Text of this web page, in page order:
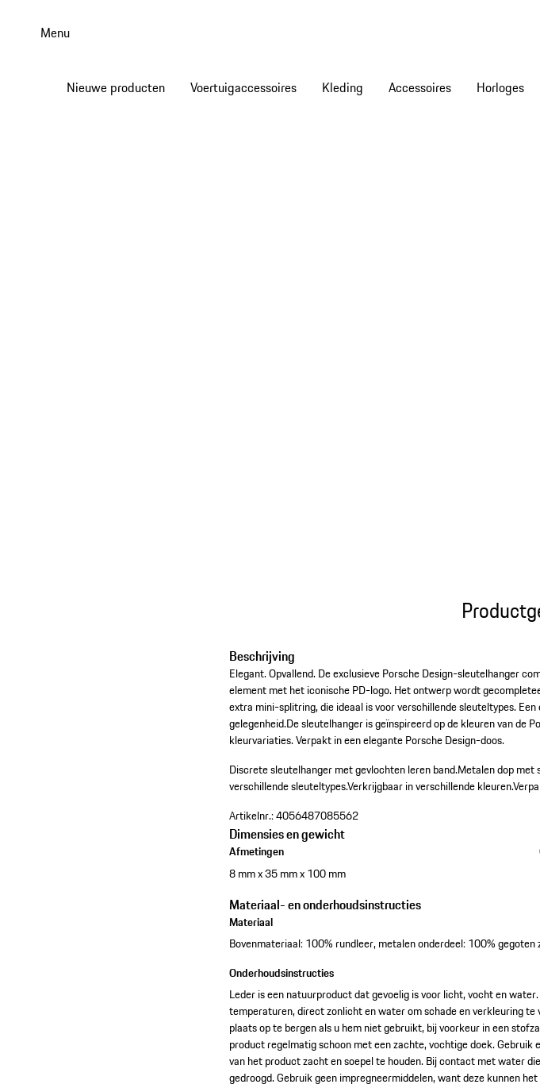
Menu
Nieuwe producten Voertuigaccessoires Kleding Accessoires Horloges
Beschrijving
Elegant. Opvallend. De exclusieve Porsche Design-sleutelhanger
element met het iconische PD-logo. Het ontwerp wordt
extra mini-splitring, die ideaal is voor verschillende sleuteltypes.
gelegenheid.De sleutelhanger is geïnspireerd op de kleuren van de
kleurvariaties. Verpakt in een elegante Porsche Design-doos.
Discrete sleutelhanger met gevlochten leren band.Metalen dop met
verschillende sleuteltypes.Verkrijgbaar in verschillende kleuren.
Artikelnr.:4056487085562
Dimensies en gewicht
Afmetingen
8 mm x 35 mm x 100 mm
Materiaal- en onderhoudsinstructies
Materiaal
Bovenmateriaal: 100% rundleer, metalen onderdeel: 100% gegoten
Onderhoudsinstructies
Leder is een natuurproduct dat gevoelig is voor licht, vocht en
temperaturen, direct zonlicht en water om schade en verkleuring
plaats op te bergen als u hem niet gebruikt, bij voorkeur in een
product regelmatig schoon met een zachte, vochtige doek.
van het product zacht en soepel te houden. Bij contact met water
gedroogd. Gebruik geen impregneermiddelen, want deze kunnen